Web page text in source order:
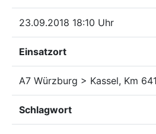
23.09.2018 18:10 Uhr
Einsatzort
A7 Würzburg > Kassel, Km 641
Schlagwort